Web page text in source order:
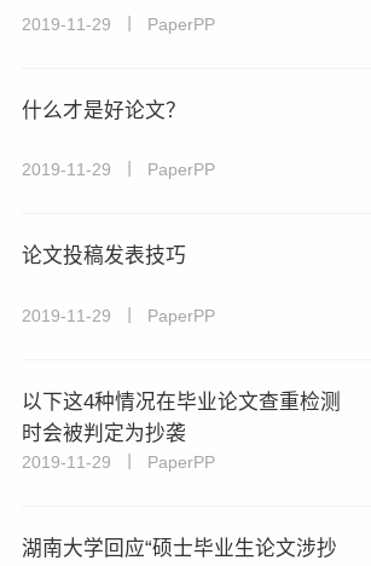
2019-11-29 丨 PaperPP
什么才是好论文？
2019-11-29 丨 PaperPP
论文投稿发表技巧
2019-11-29 丨 PaperPP
​以下这4种情况在毕业论文查重检测
时会被判定为抄袭
2019-11-29 丨 PaperPP
湖南大学回应“硕士毕业生论文涉抄